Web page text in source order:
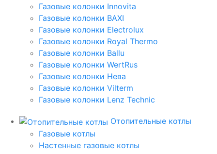
Газовые колонки Innovita
Газовые колонки BAXI
Газовые колонки Electrolux
Газовые колонки Royal Thermo
Газовые колонки Ballu
Газовые колонки WertRus
Газовые колонки Нева
Газовые колонки Vilterm
Газовые колонки Lenz Technic
Отопительные котлы
Газовые котлы
Настенные газовые котлы